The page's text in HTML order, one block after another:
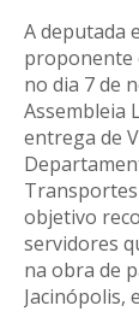
A deputada
proponente
no dia 7 de
Assembleia
entrega de
Transportes
objetivo
servidores
na obra de
Jacinópolis,